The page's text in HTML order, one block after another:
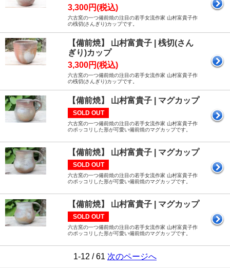
3,300円(税込)
六古窯の一つ備前焼の注目の若手女流作家 山村富貴子作
の桟切(さんぎり)カップです。
【備前焼】 山村富貴子 | 桟切(さん
ぎり)カップ
3,300円(税込)
六古窯の一つ備前焼の注目の若手女流作家 山村富貴子作
の桟切(さんぎり)カップです。
【備前焼】 山村富貴子 | マグカップ
SOLD OUT
六古窯の一つ備前焼の注目の若手女流作家 山村富貴子作
のポッコリした形が可愛い備前焼のマグカップです。
【備前焼】 山村富貴子 | マグカップ
SOLD OUT
六古窯の一つ備前焼の注目の若手女流作家 山村富貴子作
のポッコリした形が可愛い備前焼のマグカップです。
【備前焼】 山村富貴子 | マグカップ
SOLD OUT
六古窯の一つ備前焼の注目の若手女流作家 山村富貴子作
のポッコリした形が可愛い備前焼のマグカップです。
1-12 / 61 次のページへ